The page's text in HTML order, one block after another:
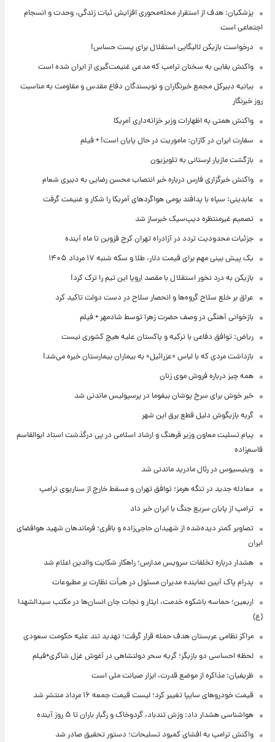
پزشکیان: هدف از استقرار محله‌محوری افزایش ثبات زندگی، وحدت و انسجام
اجتماعی است
درخواست بازیکن لالیگایی استقلال برای پست حساس!
واکنش بقایی به سخنان ترامپ که مدعی غنیمت‌گیری از ایران شده است
بیانیه دبیرکل مجمع خبرنگاران و نویسندگان دفاع مقدس و مقاومت به مناسبت
روز خبرنگار
واکنش همتی به اظهارات وزیر خزانه‌داری آمریکا
سفارت ایران در کازان: ماموریت در حال پایان است! + فیلم
بازگشت مازیار لرستانی به تلویزیون
واکنش خبرگزاری فارس درباره خبر انتصاب محسن رضایی به دبیری شعام
عابدینی: سپاه با پدافند بومی هواگردهای آمریکا را شکار و غنیمت گرفت
تصمیم غیرمنتظره دیپ‌سیک خبرساز شد
جزئیات محدودیت تردد در آزادراه تهران کرج قزوین تا ماه آینده
یک پیش ‌بینی مهم برای قیمت دلار، طلا و سکه شنبه ۱۷ مرداد ۱۴۰۵
بازیکن به درد نخور استقلال با مقصد اروپا این تیم را ترک کرد!
عراق بر خلع سلاح گروه‌ها و انحصار سلاح در دست دولت تاکید کرد
بازخوانی آهنگی در وصف حضرت زهرا توسط شادمهر + فیلم
ریاض: توافق دفاعی با ترکیه و پاکستان علیه هیچ کشوری نیست
بازداشت مردی که با لباس «عزرائیل» به بیماران بیمارستان خیره می‌شد!
همه چیز درباره فروش موی زنان
خبر خوش برای سرخ پوشان بیفوما در پرسپولیس ماندنی شد
گربه بازیگوش دلیل قطع برق این شهر
پیام تسلیت معاون وزیر فرهنگ و ارشاد اسلامی در پی درگذشت استاد ابوالقاسم
قاسم‌زاده
وینیسیوس در رئال مادرید ماندنی شد
معادله جدید در تنگه هرمز؛ توافق تهران و مسقط خارج از سناریوی ترامپ
ترامپ از پایان سریع جنگ با ایران خبر داد
تصاویر کمتر دیده‌شده از شهیدان حاجی‌زاده و باقری؛ فرماندهان شهید هوافضای
ایران
هشدار درباره تخلفات سرویس مدارس؛ راهکار شکایت والدین اعلام شد
پدرام پاک آیین نماینده مدیران مسئول در هیأت نظارت بر مطبوعات
اربعین؛ حماسه باشکوه خدمت، ایثار و نجات جان انسان‌ها در مکتب سیدالشهدا
(ع)
مراکز نظامی عربستان هدف حمله قرار گرفت؛ تهدید تند علیه حکومت سعودی
لحظه احساسی دو بازیگر؛ گریه سحر دولتشاهی در آغوش غزل شاکری+فیلم
ظریفیان: مذاکره از موضع قدرت، ابزار صیانت ملی است
قیمت خودروهای سایپا تغییر کرد؛ لیست قیمت جمعه ۱۶ مرداد منتشر شد
هواشناسی هشدار داد: وزش تندباد، گردوخاک و رگبار باران تا ۵ روز آینده
واکنش ترامپ به افشای کمبود تسلیحات؛ دستور تحقیق صادر شد